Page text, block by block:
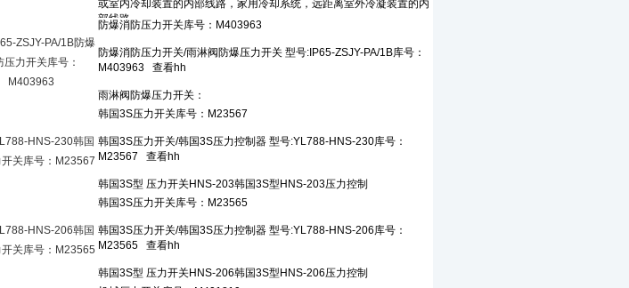
ZSJY-PA/1B防爆
压力开关库号：
M403963
HNS-230韩国
关库号：M23567
HNS-206韩国
关库号：M23565